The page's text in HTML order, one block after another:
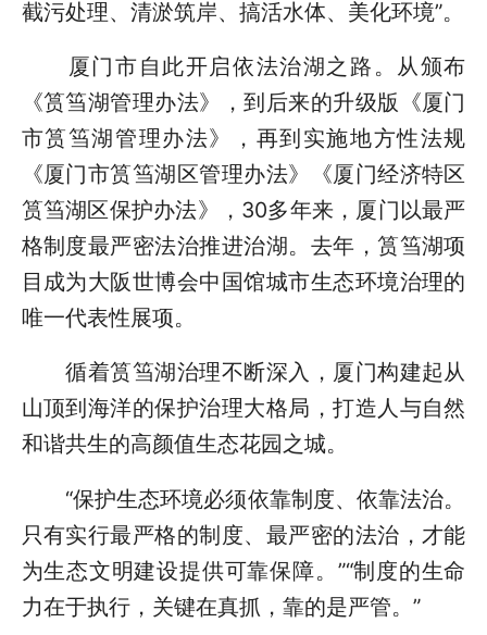
截污处理、清淤筑岸、搞活水体、美化环境”。
厦门市自此开启依法治湖之路。从颁布
《筼筜湖管理办法》，到后来的升级版《厦门
市筼筜湖管理办法》，再到实施地方性法规
《厦门市筼筜湖区管理办法》《厦门经济特区
筼筜湖区保护办法》，30多年来，厦门以最严
格制度最严密法治推进治湖。去年，筼筜湖项
目成为大阪世博会中国馆城市生态环境治理的
唯一代表性展项。
循着筼筜湖治理不断深入，厦门构建起从
山顶到海洋的保护治理大格局，打造人与自然
和谐共生的高颜值生态花园之城。
“保护生态环境必须依靠制度、依靠法治。
只有实行最严格的制度、最严密的法治，才能
为生态文明建设提供可靠保障。”“制度的生命
力在于执行，关键在真抓，靠的是严管。”